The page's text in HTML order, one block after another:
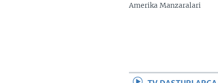
Amerika Manzaralari